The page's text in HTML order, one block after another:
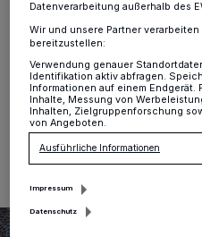
Am
um 11.30 Uhr der
11.02.2026 , 10:00 Uhr
Datenverarbeitung außerhalb des
Wir und unsere Partner verarbeiten
bereitzustellen:
Verwendung genauer
Identifikation aktiv abfragen.
Informationen auf einem Endgerät.
Inhalte, Messung von
Inhalten, Zielgruppenforschung
von Angeboten.
Ausführliche Informationen
Impressum
Datenschutz